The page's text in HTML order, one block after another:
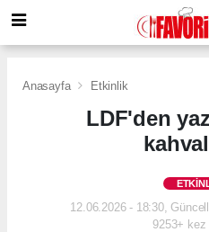
Anasayfa Etkinlik
LDF'den
12.06.2026 - 18:30,
9253+ kez